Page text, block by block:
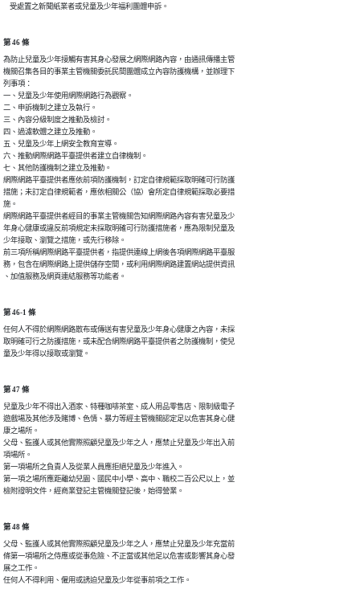
    受處置之新聞紙業者或兒童及少年福利團體申訴。
第 46 條
為防止兒童及少年接觸有害其身心發展之網際網路內容，由通訊傳播主管
機關召集各目的事業主管機關委託民間團體成立內容防護機構，並辦理下
列事項：
一、兒童及少年使用網際網路行為觀察。
二、申訴機制之建立及執行。
三、內容分級制度之推動及檢討。
四、過濾軟體之建立及推動。
五、兒童及少年上網安全教育宣導。
六、推動網際網路平臺提供者建立自律機制。
七、其他防護機制之建立及推動。
網際網路平臺提供者應依前項防護機制，訂定自律規範採取明確可行防護
措施；未訂定自律規範者，應依相關公（協）會所定自律規範採取必要措
施。
網際網路平臺提供者經目的事業主管機關告知網際網路內容有害兒童及少
年身心健康或違反前項規定未採取明確可行防護措施者，應為限制兒童及
少年接取、瀏覽之措施，或先行移除。
前三項所稱網際網路平臺提供者，指提供連線上網後各項網際網路平臺服
務，包含在網際網路上提供儲存空間，或利用網際網路建置網站提供資訊
、加值服務及網頁連結服務等功能者。
第 46-1 條
任何人不得於網際網路散布或傳送有害兒童及少年身心健康之內容，未採
取明確可行之防護措施，或未配合網際網路平臺提供者之防護機制，使兒
童及少年得以接取或瀏覽。
第 47 條
兒童及少年不得出入酒家、特種咖啡茶室、成人用品零售店、限制級電子
遊戲場及其他涉及賭博、色情、暴力等經主管機關認定足以危害其身心健
康之場所。
父母、監護人或其他實際照顧兒童及少年之人，應禁止兒童及少年出入前
項場所。
第一項場所之負責人及從業人員應拒絕兒童及少年進入。
第一項之場所應距離幼兒園、國民中小學、高中、職校二百公尺以上，並
檢附證明文件，經商業登記主管機關登記後，始得營業。
第 48 條
父母、監護人或其他實際照顧兒童及少年之人，應禁止兒童及少年充當前
條第一項場所之侍應或從事危險、不正當或其他足以危害或影響其身心發
展之工作。
任何人不得利用、僱用或誘迫兒童及少年從事前項之工作。